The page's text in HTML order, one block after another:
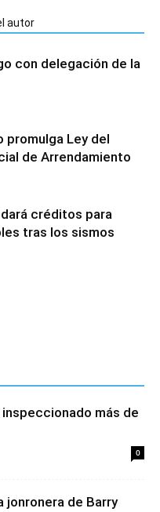
autor
con delegación de la
promulga Ley del
de Arrendamiento
créditos para
tras los sismos
más de
0
jonronera de Barry